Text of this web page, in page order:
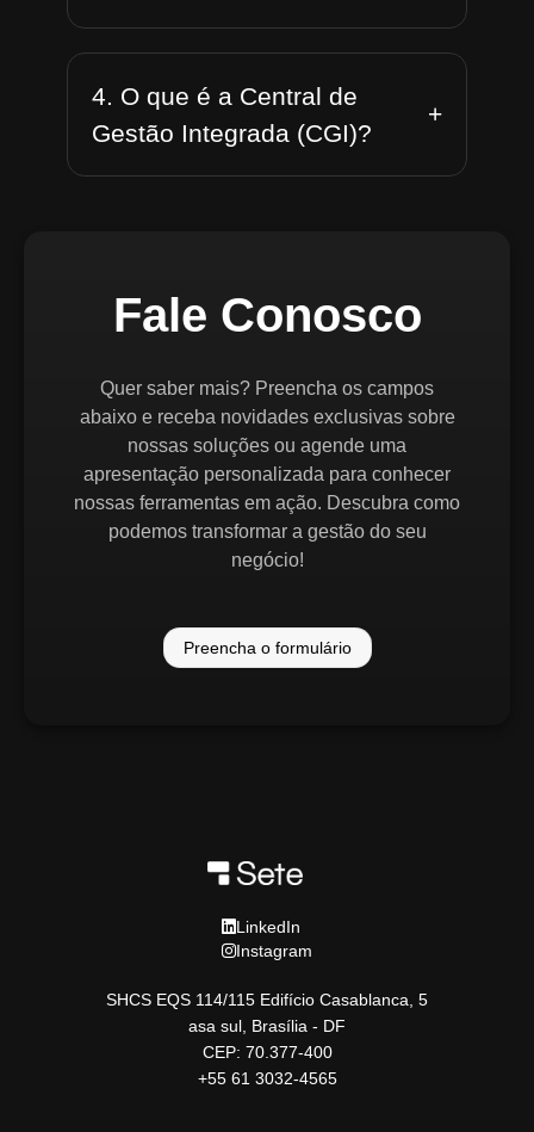
4. O que é a Central de
Gestão Integrada (CGI)?
+
Fale Conosco
Quer saber mais? Preencha os campos
abaixo e receba novidades exclusivas sobre
nossas soluções ou agende uma
apresentação personalizada para conhecer
nossas ferramentas em ação. Descubra como
podemos transformar a gestão do seu
negócio!
Preencha o formulário
LinkedIn
Instagram
SHCS EQS 114/115 Edifício Casablanca, 5
asa sul, Brasília - DF
CEP: 70.377-400
+55 61 3032-4565